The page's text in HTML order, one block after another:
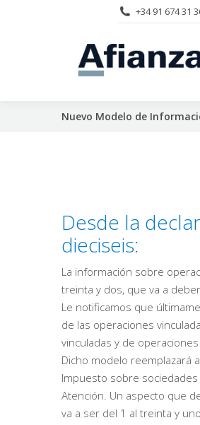
+34 91 674 31
Nuevo Modelo de
Desde la
dieciseis:
La información sobre
treinta y dos, que va a
Le notificamos que
de las operaciones
vinculadas y de
Dicho modelo reemplazará
Impuesto sobre
Atención. Un aspecto que
va a ser del 1 al treinta y